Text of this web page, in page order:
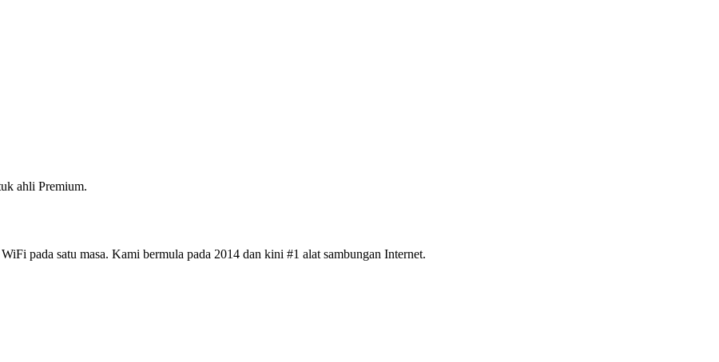
ahli Premium.
pada satu masa. Kami bermula pada 2014 dan kini #1 alat sambungan Internet.